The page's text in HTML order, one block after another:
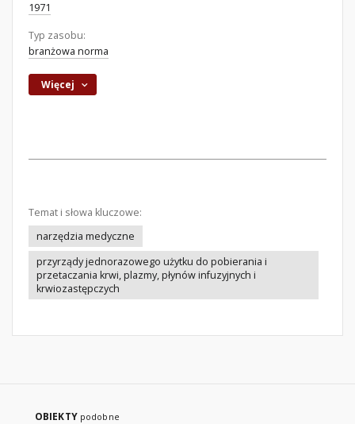
1971
Typ zasobu:
branżowa norma
Więcej
Temat i słowa kluczowe:
narzędzia medyczne
przyrządy jednorazowego użytku do pobierania i
przetaczania krwi, plazmy, płynów infuzyjnych i
krwiozastępczych
OBIEKTY podobne